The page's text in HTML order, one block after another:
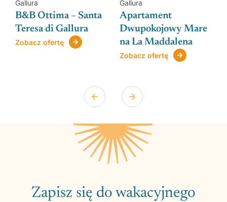
Gallura
B&B Ottima – Santa
Teresa di Gallura
Zobacz ofertę
Gallura
Apartament
Dwupokojowy Mare
na La Maddalena
Zobacz ofertę
Zapisz się do wakacyjnego